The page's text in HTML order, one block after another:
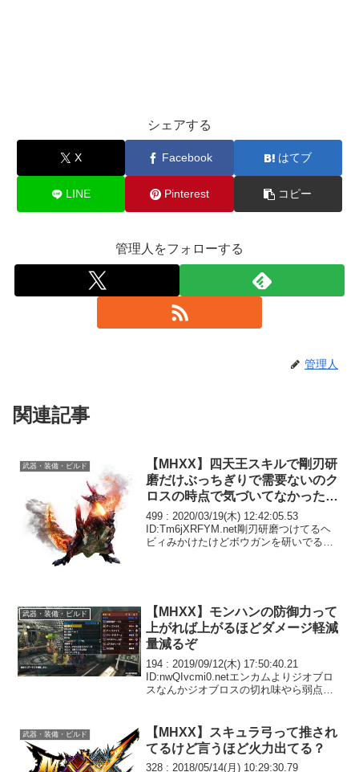
シェアする
X Facebook はてブ
LINE Pinterest コピー
管理人をフォローする
管理人
関連記事
武器・装備・ビルド
【MHXX】四天王スキルで剛刃研
磨だけぶっちぎりで需要ないのク
ロスの時点で気づいてなかったの
かな
499 : 2020/03/19(木) 12:42:05.53
ID:Tm6jXRFYM.net剛刃研磨つけてるヘ
ビィみかけたけどボウガンを研いでる姿
武器・装備・ビルド
【MHXX】モンハンの防御力って
上がれば上がるほどダメージ軽減
量減るぞ
194 : 2019/09/12(木) 17:50:40.21
ID:nwQIvcmi0.netエンカムよりジオブロ
スなんかジオブロスの切れ味やら弱点特
武器・装備・ビルド
【MHXX】スキュラ弓って推され
てるけど言うほど火力出てる？
328 : 2018/05/14(月) 10:29:30.79